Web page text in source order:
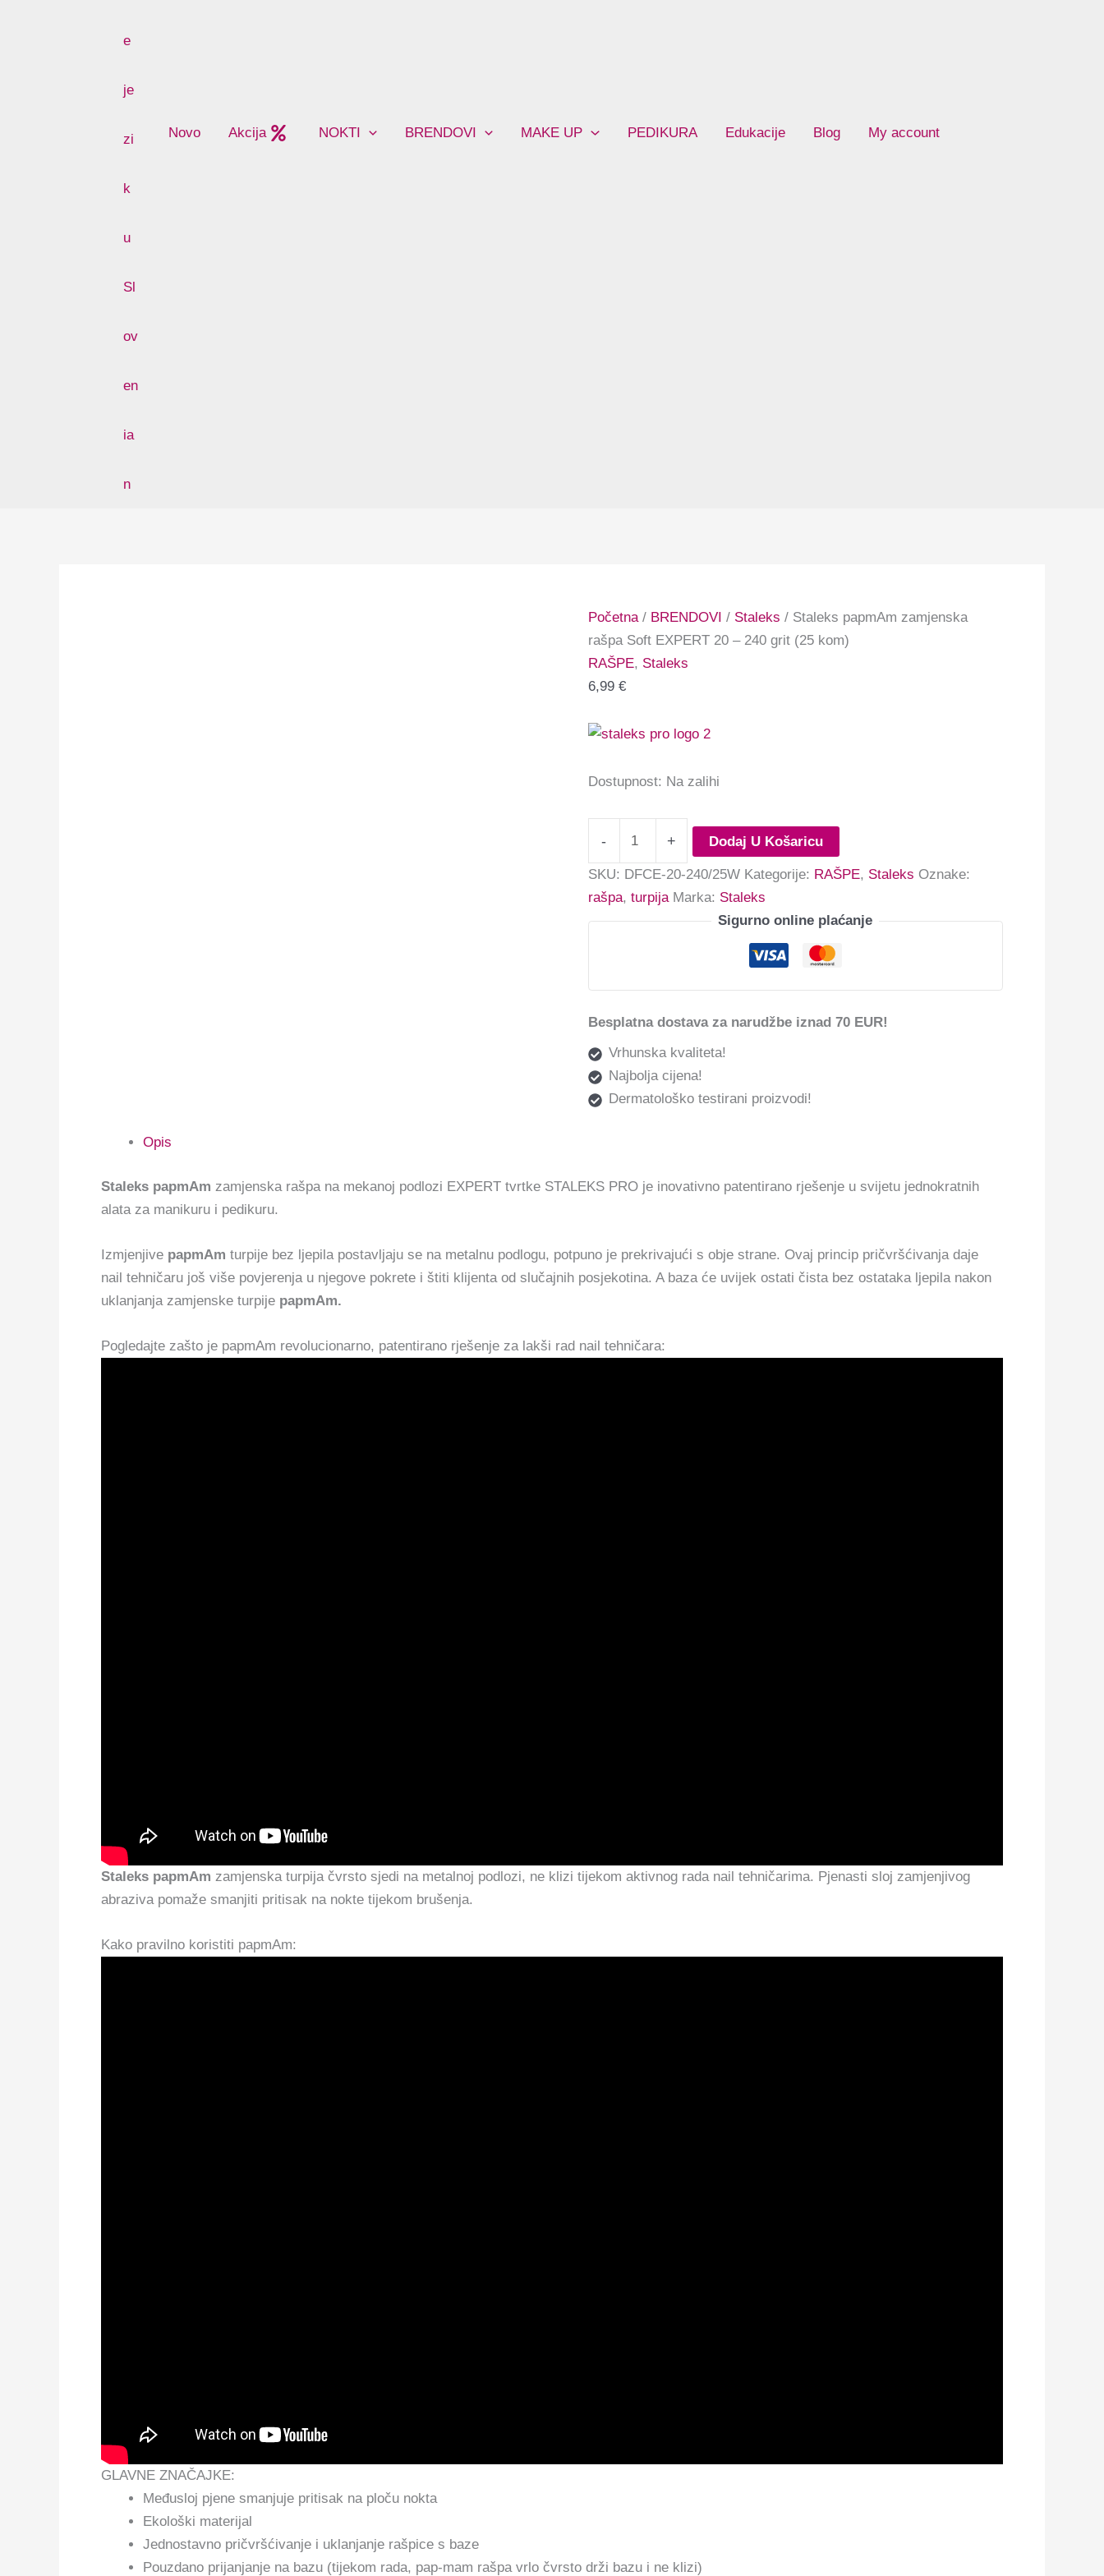
Novo Akcija NOKTI BRENDOVI MAKE UP PEDIKURA Edukacije Blog My account
Početna/ BRENDOVI / Staleks / Staleks papmAm zamjenska
rašpa Soft EXPERT 20 – 240 grit (25 kom)
RAŠPE, Staleks
6,99 €
Dostupnost: Na zalihi
- + Dodaj U Košaricu
SKU: DFCE-20-240/25W Kategorije: RAŠPE, Staleks Oznake:
rašpa, turpija Marka: Staleks
Sigurno online plaćanje
Besplatna dostava za narudžbe iznad 70 EUR!
Vrhunska kvaliteta!
Najbolja cijena!
Dermatološko testirani proizvodi!
Opis
Staleks papmAm zamjenska rašpa na mekanoj podlozi EXPERT tvrtke STALEKS PRO je inovativno patentirano rješenje u svijetu jednokratnih
alata za manikuru i pedikuru.
Izmjenjive papmAm turpije bez ljepila postavljaju se na metalnu podlogu, potpuno je prekrivajući s obje strane. Ovaj princip pričvršćivanja daje
nail tehničaru još više povjerenja u njegove pokrete i štiti klijenta od slučajnih posjekotina. A baza će uvijek ostati čista bez ostataka ljepila nakon
uklanjanja zamjenske turpije papmAm.
Pogledajte zašto je papmAm revolucionarno, patentirano rješenje za lakši rad nail tehničara:
Staleks papmAm zamjenska turpija čvrsto sjedi na metalnoj podlozi, ne klizi tijekom aktivnog rada nail tehničarima. Pjenasti sloj zamjenjivog
abraziva pomaže smanjiti pritisak na nokte tijekom brušenja.
Kako pravilno koristiti papmAm:
GLAVNE ZNAČAJKE:
Međusloj pjene smanjuje pritisak na ploču nokta
Ekološki materijal
Jednostavno pričvršćivanje i uklanjanje rašpice s baze
Pouzdano prijanjanje na bazu (tijekom rada, pap-mam rašpa vrlo čvrsto drži bazu i ne klizi)